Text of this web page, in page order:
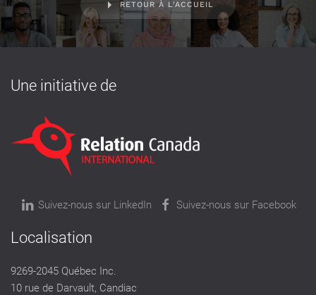
RETOUR À L'ACCUEIL
Une initiative de
Suivez-nous sur LinkedIn Suivez-nous sur Facebook
Localisation
9269-2045 Québec Inc.
10 rue de Darvault, Candiac